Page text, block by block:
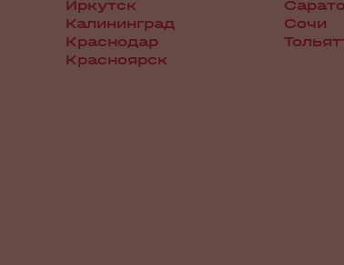
Иркутск
Калининград
Краснодар
Красноярск
Сочи